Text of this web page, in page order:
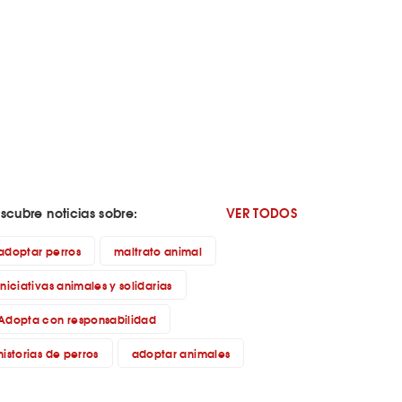
noticias sobre: VER TODOS
perros
maltrato animal
animales y solidarias
con responsabilidad
de perros
adoptar animales